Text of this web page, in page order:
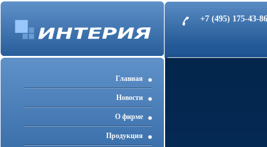
+7 (495) 175-43-
Главная
Новости
О фирме
Продукция